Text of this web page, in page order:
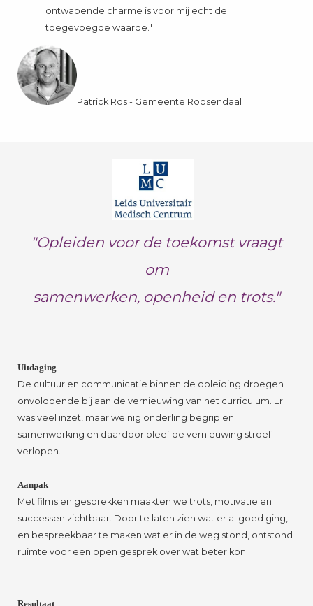
ontwapende charme is voor mij echt de
toegevoegde waarde."
Patrick Ros - Gemeente Roosendaal
"Opleiden voor de toekomst vraagt
om
samenwerken, openheid en trots."
Uitdaging
De cultuur en communicatie binnen de opleiding droegen
onvoldoende bij aan de vernieuwing van het curriculum. Er
was veel inzet, maar weinig onderling begrip en
samenwerking en daardoor bleef de vernieuwing stroef
verlopen.
Aanpak
Met films en gesprekken maakten we trots, motivatie en
successen zichtbaar. Door te laten zien wat er al goed ging,
en bespreekbaar te maken wat er in de weg stond, ontstond
ruimte voor een open gesprek over wat beter kon.
Resultaat